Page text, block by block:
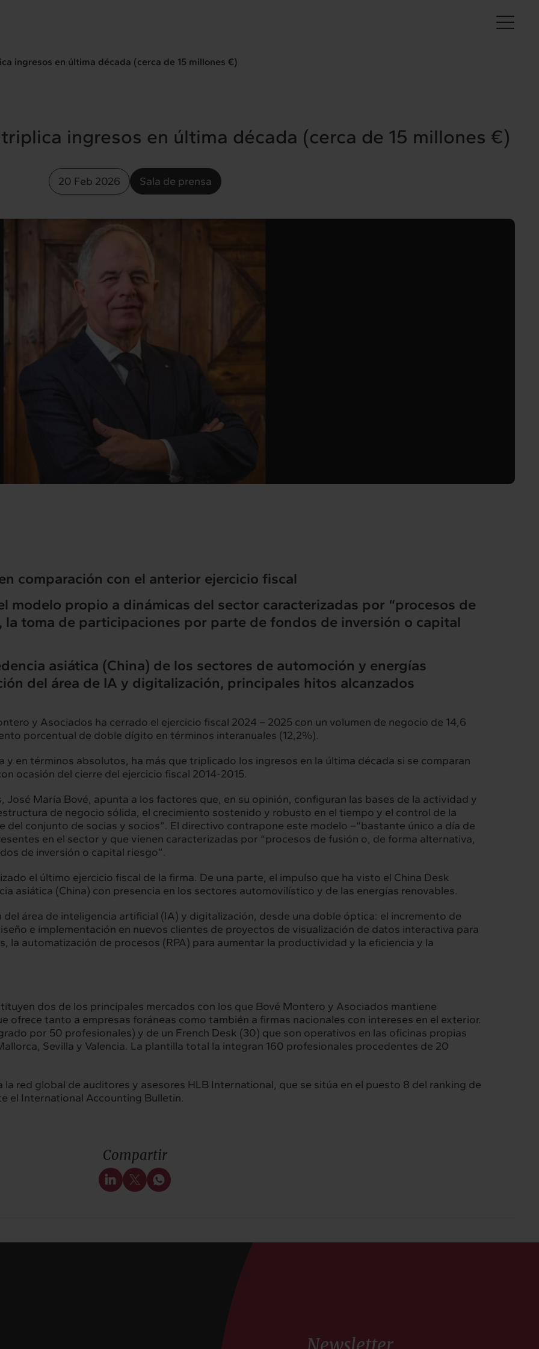
Interacción
Proyectos
Intermèdia
Confidencial
Intercambio
Contacto
ingresos en última década (cerca de 15 millones €)
ingresos en última década (cerca de 15 millones €)
20 Feb 2026 Sala de prensa
comparación con el anterior ejercicio fiscal
modelo propio a dinámicas del sector caracterizadas por “procesos de
toma de participaciones por parte de fondos de inversión o capital
asiática (China) de los sectores de automoción y energías
del área de IA y digitalización, principales hitos alcanzados
y Asociados ha cerrado el ejercicio fiscal 2024 – 2025 con un volumen de negocio de 14,6
porcentual de doble dígito en términos interanuales (12,2%).
en términos absolutos, ha más que triplicado los ingresos en la última década si se comparan
ocasión del cierre del ejercicio fiscal 2014-2015.
María Bové, apunta a los factores que, en su opinión, configuran las bases de la actividad y
de negocio sólida, el crecimiento sostenido y robusto en el tiempo y el control de la
conjunto de socias y socios”. El directivo contrapone este modelo –“bastante único a día de
en el sector y que vienen caracterizadas por “procesos de fusión o, de forma alternativa,
de inversión o capital riesgo”.
el último ejercicio fiscal de la firma. De una parte, el impulso que ha visto el China Desk
asiática (China) con presencia en los sectores automovilístico y de las energías renovables.
área de inteligencia artificial (IA) y digitalización, desde una doble óptica: el incremento de
e implementación en nuevos clientes de proyectos de visualización de datos interactiva para
la automatización de procesos (RPA) para aumentar la productividad y la eficiencia y la
dos de los principales mercados con los que Bové Montero y Asociados mantiene
ofrece tanto a empresas foráneas como también a firmas nacionales con intereses en el exterior.
por 50 profesionales) y de un French Desk (30) que son operativos en las oficinas propias
Sevilla y Valencia. La plantilla total la integran 160 profesionales procedentes de 20
red global de auditores y asesores HLB International, que se sitúa en el puesto 8 del ranking de
el International Accounting Bulletin.
Compartir